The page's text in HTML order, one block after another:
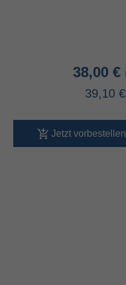
38,00 €
39,10 €
Jetzt vorbestellen